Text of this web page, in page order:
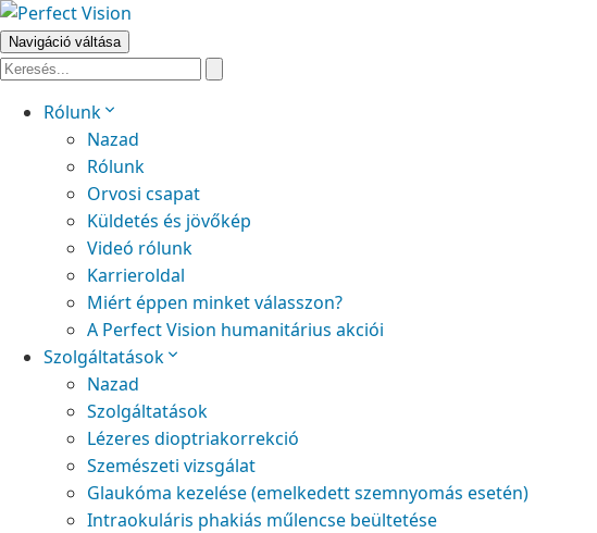
Navigáció váltása
Rólunk
Nazad
Rólunk
Orvosi csapat
Küldetés és jövőkép
Videó rólunk
Karrieroldal
Miért éppen minket válasszon?
A Perfect Vision humanitárius akciói
Szolgáltatások
Nazad
Szolgáltatások
Lézeres dioptriakorrekció
Szemészeti vizsgálat
Glaukóma kezelése (emelkedett szemnyomás esetén)
Intraokuláris phakiás műlencse beültetése